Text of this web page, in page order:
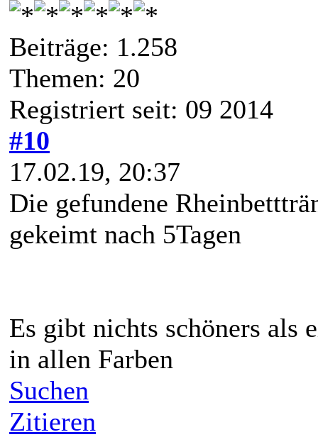
Beiträge: 1.258
Themen: 20
Registriert seit: 09 2014
#10
17.02.19, 20:37
Die gefundene
gekeimt nach 5Tagen
Es gibt nichts schöners als
in allen Farben
Suchen
Zitieren